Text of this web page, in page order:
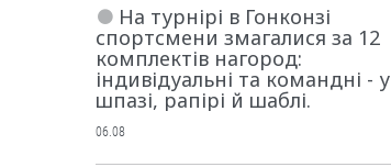
На турнірі в Гонконзі
спортсмени змагалися за 12
комплектів нагород:
індивідуальні та командні - у
шпазі, рапірі й шаблі.
06.08